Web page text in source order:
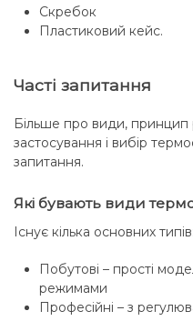
Скребок
Пластиковий кейс.
Часті запитання
Більше про види, принцип
застосування і вибір
запитання.
Які бувають види
Існує кілька основних типів:
Побутові – прості
режимами
Професійні – з